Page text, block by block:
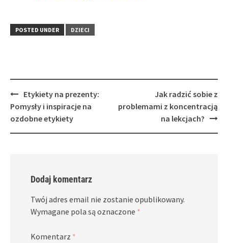
POSTED UNDER DZIECI
Post
navigation
Etykiety na prezenty:
Pomysły i inspiracje na
ozdobne etykiety
Jak radzić sobie z
problemami z koncentracją
na lekcjach?
Dodaj komentarz
Twój adres email nie zostanie opublikowany.
Wymagane pola są oznaczone *
Komentarz *